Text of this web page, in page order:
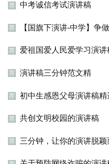
荐 中考诚信考试演讲稿
荐 【国旗下演讲-中学】争
荐 爱祖国爱人民爱学习演讲
荐 演讲稿三分钟范文精
荐 初中生感恩父母演讲稿精
荐 共创文明校园的演讲稿
荐 三分钟，让你的演讲脱